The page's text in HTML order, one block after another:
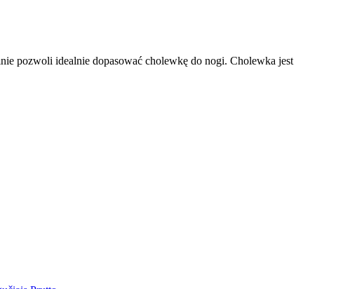
pozwoli idealnie dopasować cholewkę do nogi. Cholewka jest